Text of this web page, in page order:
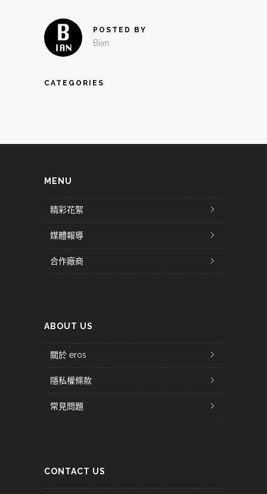
POSTED BY
Bian
CATEGORIES
MENU
精彩花絮
媒體報導
合作廠商
ABOUT US
關於 eros
隱私權條款
常見問題
CONTACT US